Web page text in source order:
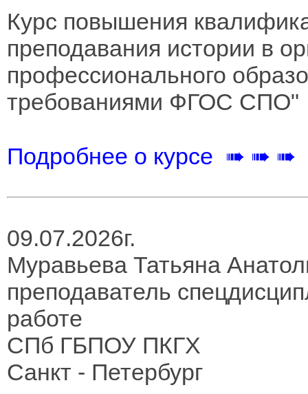
Курс повышения
преподавания истории в
профессионального
требованиями ФГОС СПО"
Подробнее о курсе ➠ ➠ ➠
09.07.2026г.
Муравьева Татьяна
преподаватель
работе
СПб ГБПОУ ПКГХ
Санкт - Петербург